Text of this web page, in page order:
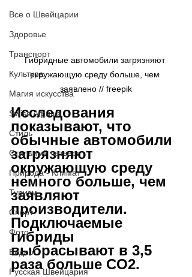
Все о Швейцарии
Здоровье
Транспорт
Культура
Магия искусства
Swiss Афиша
Стиль
Стильный четверг
Природа - Климат
Туризм
Спорт
Фото
Видео
Русская Швейцария
Гибридные автомобили загрязняют
окружающую среду больше, чем
заявлено // freepik
Исследования
показывают, что
обычные автомобили
загрязняют
окружающую среду
немного больше, чем
заявляют
производители.
Подключаемые
гибриды
выбрасывают в 3,5
раза больше CO2.